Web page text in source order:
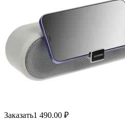
Заказать1 490.00 ₽